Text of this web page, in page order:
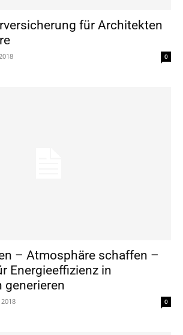
für Architekten
0
– Atmosphäre schaffen –
Energieeffizienz in
generieren
0